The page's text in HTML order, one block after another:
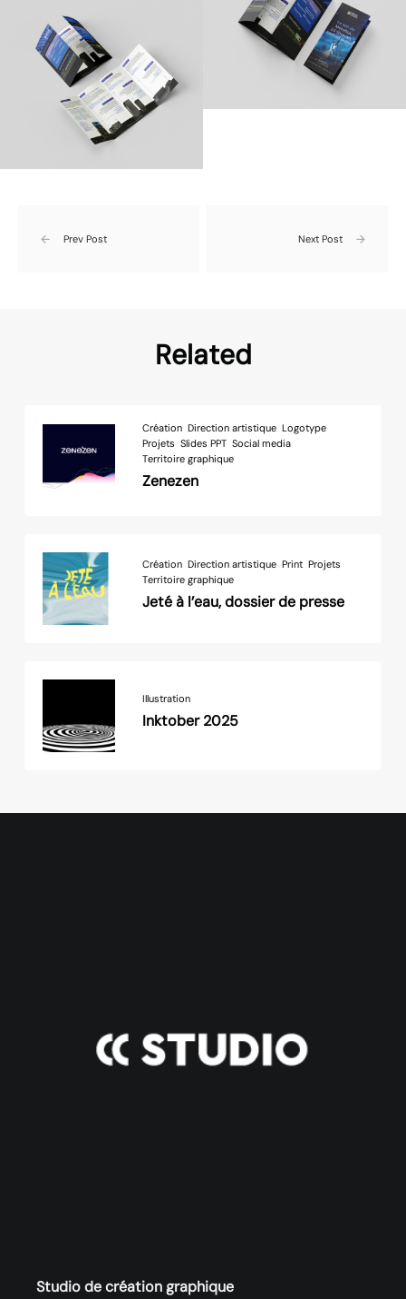
Prev Post Next Post
Related
Création Direction artistique Logotype
Projets Slides PPT Social media
Territoire graphique
Zenezen
Création Direction artistique Print Projets
Territoire graphique
Jeté à l’eau, dossier de presse
Illustration
Inktober 2025
Studio de création graphique